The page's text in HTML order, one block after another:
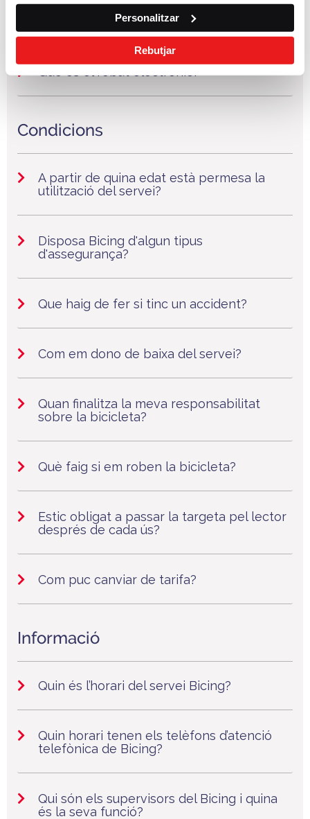
Personalitzar
Rebutjar
Quant de temps puc utilitzar la bicicleta
de manera continuada?
Què és el rebut electrònic?
Condicions
A partir de quina edat està permesa la
utilització del servei?
Disposa Bicing d'algun tipus
d'assegurança?
Que haig de fer si tinc un accident?
Com em dono de baixa del servei?
Quan finalitza la meva responsabilitat
sobre la bicicleta?
Què faig si em roben la bicicleta?
Estic obligat a passar la targeta pel lector
després de cada ús?
Com puc canviar de tarifa?
Informació
Quin és l’horari del servei Bicing?
Quin horari tenen els telèfons d’atenció
telefònica de Bicing?
Qui són els supervisors del Bicing i quina
és la seva funció?